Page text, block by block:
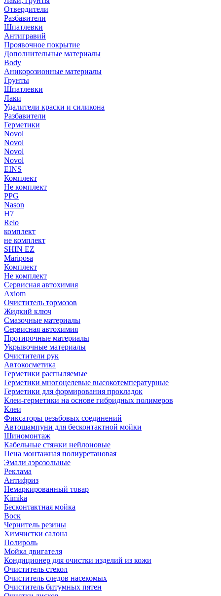
Отвердители
Разбавители
Шпатлевки
Антигравий
Проявочное покрытие
Дополнительные материалы
Body
Аникорозионные материалы
Грунты
Шпатлевки
Лаки
Удалители краски и силикона
Разбавители
Герметики
Novol
Novol
Novol
Novol
EINS
Комплект
Не комплект
PPG
Nason
H7
Relo
комплект
не комплект
SHIN EZ
Mariposa
Комплект
Не комплект
Сервисная автохимия
Axiom
Очиститель тормозов
Жидкий ключ
Смазочные материалы
Сервисная автохимия
Протирочные материалы
Укрывочные материалы
Очистители рук
Автокосметика
Герметики распыляемые
Герметики многоцелевые высокотемпературные
Герметики для формирования прокладок
Клеи-герметики на основе гибридных полимеров
Клеи
Фиксаторы резьбовых соединений
Автошампуни для бесконтактной мойки
Шиномонтаж
Кабельные стяжки нейлоновые
Пена монтажная полиуретановая
Эмали аэрозольные
Реклама
Антифриз
Немаркированный товар
Kimika
Бесконтактная мойка
Воск
Чернитель резины
Химчистки салона
Полироль
Мойка двигателя
Кондиционер для очистки изделий из кожи
Очиститель стекол
Очиститель следов насекомых
Очиститель битумных пятен